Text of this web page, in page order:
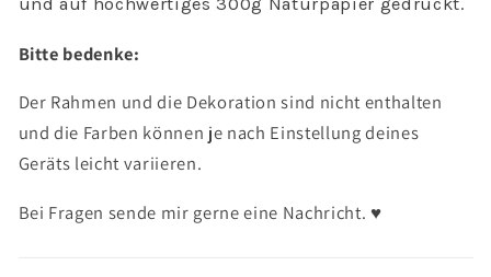
-
und auf hochwertiges 300g Naturpapier gedruckt.
Bitte bedenke:
Der Rahmen und die Dekoration sind nicht enthalten
und die Farben können je nach Einstellung deines
Geräts leicht variieren.
Bei Fragen sende mir gerne eine Nachricht. ♥︎